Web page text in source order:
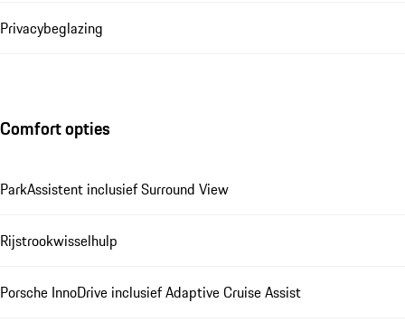
Privacybeglazing
Comfort opties
ParkAssistent inclusief Surround View
Rijstrookwisselhulp
Porsche InnoDrive inclusief Adaptive Cruise Assist